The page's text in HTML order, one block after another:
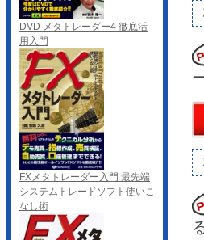
DVD メタトレーダー4 徹底活
用入門
FXメタトレーダー入門 最先端
システムトレードソフト使いこ
なし術